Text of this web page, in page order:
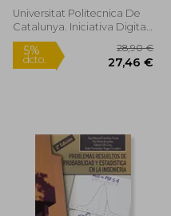
16,15 €
Universitat Politecnica De
Catalunya. Iniciativa Digital
Politecnica, Tapa Blanda,
Nuevo
5%
dcto.